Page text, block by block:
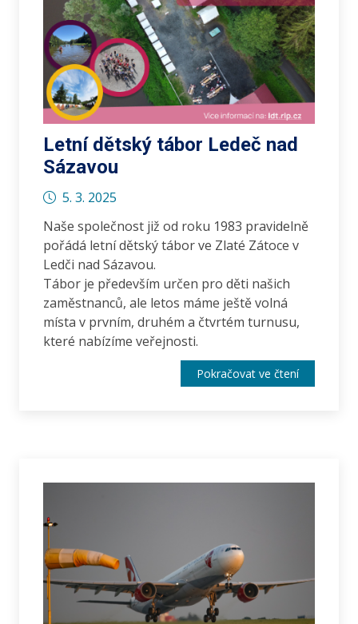
Letní dětský tábor Ledeč nad
Sázavou
5. 3. 2025
Naše společnost již od roku 1983 pravidelně
pořádá letní dětský tábor ve Zlaté Zátoce v
Ledči nad Sázavou.
Tábor je především určen pro děti našich
zaměstnanců, ale letos máme ještě volná
místa v prvním, druhém a čtvrtém turnusu,
které nabízíme veřejnosti.
Pokračovat ve čtení